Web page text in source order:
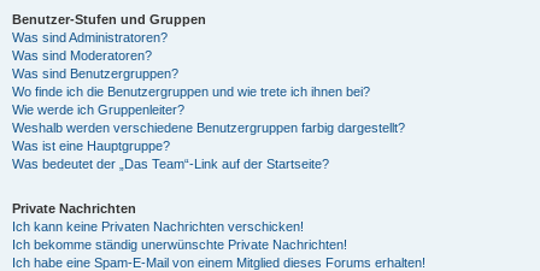
Benutzer-Stufen und Gruppen
Was sind Administratoren?
Was sind Moderatoren?
Was sind Benutzergruppen?
Wo finde ich die Benutzergruppen und wie trete ich ihnen bei?
Wie werde ich Gruppenleiter?
Weshalb werden verschiedene Benutzergruppen farbig dargestellt?
Was ist eine Hauptgruppe?
Was bedeutet der „Das Team“-Link auf der Startseite?
Private Nachrichten
Ich kann keine Privaten Nachrichten verschicken!
Ich bekomme ständig unerwünschte Private Nachrichten!
Ich habe eine Spam-E-Mail von einem Mitglied dieses Forums erhalten!